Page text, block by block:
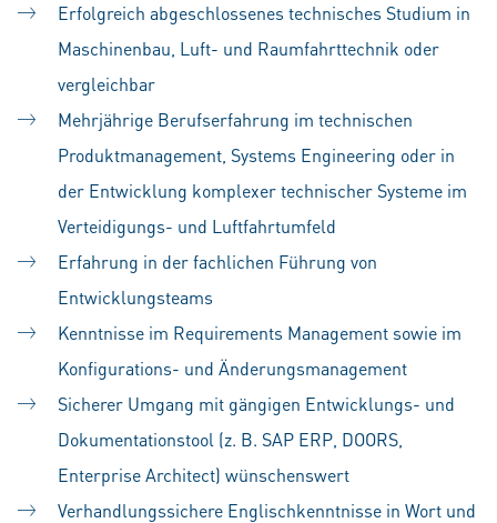
Erfolgreich abgeschlossenes technisches Studium in
Maschinenbau, Luft- und Raumfahrttechnik oder
vergleichbar
Mehrjährige Berufserfahrung im technischen
Produktmanagement, Systems Engineering oder in
der Entwicklung komplexer technischer Systeme im
Verteidigungs- und Luftfahrtumfeld
Erfahrung in der fachlichen Führung von
Entwicklungsteams
Kenntnisse im Requirements Management sowie im
Konfigurations- und Änderungsmanagement
Sicherer Umgang mit gängigen Entwicklungs- und
Dokumentationstool (z. B. SAP ERP, DOORS,
Enterprise Architect) wünschenswert
Verhandlungssichere Englischkenntnisse in Wort und